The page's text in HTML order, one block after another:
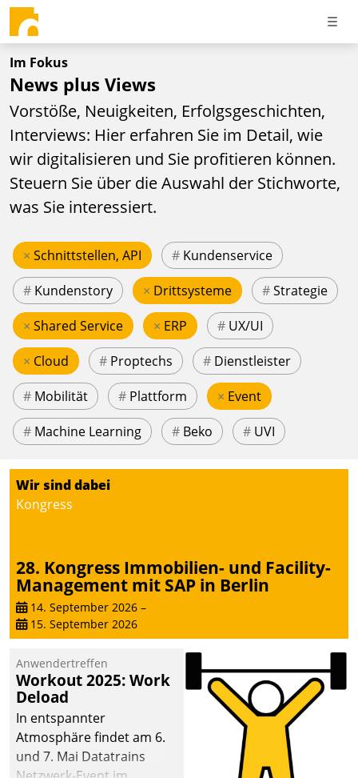
Im Fokus
News plus Views
Vorstöße, Neuigkeiten, Erfolgsgeschichten,
Interviews: Hier erfahren Sie im Detail, wie
wir digitalisieren und Sie profitieren können.
Steuern Sie über die Auswahl der Stichworte,
was Sie interessiert.
× Schnittstellen, API # Kundenservice
# Kundenstory × Drittsysteme #Strategie
× Shared Service × ERP # UX/UI
× Cloud # Proptechs # Dienstleister
# Mobilität # Plattform × Event
# Machine Learning # Beko # UVI
Wir sind dabei
Kongress
28. Kongress Immobilien- und Facility-
Management mit SAP in Berlin
14. September 2026 –
15. September 2026
Anwendertreffen
Workout 2025: Work
Deload
In entspannter
Atmosphäre findet am 6.
und 7. Mai Datatrains